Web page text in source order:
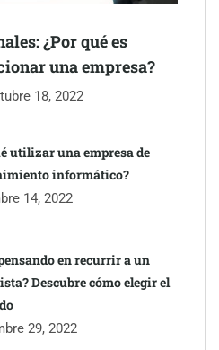
antes de las vacaciones
reseñas con 4,8 estrellas en
¿Por qué es
una empresa?
18, 2022
utilizar una empresa de
informático?
14, 2022
en recurrir a un
Descubre cómo elegir el
29, 2022